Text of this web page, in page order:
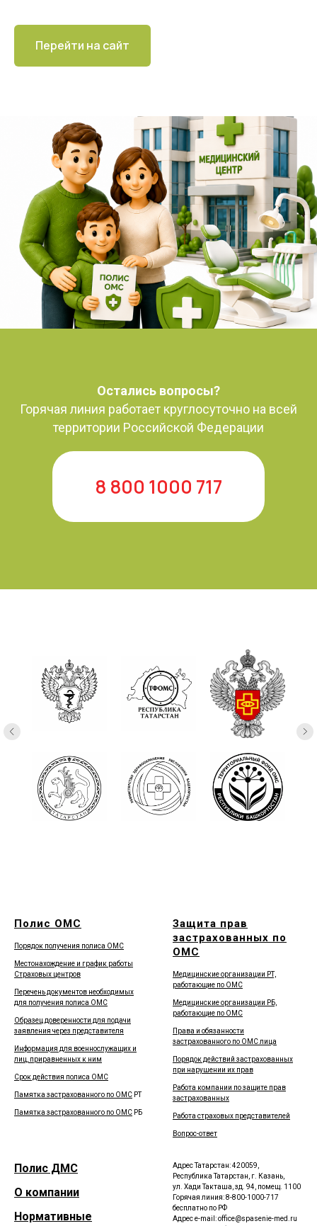
Перейти на сайт
Остались вопросы?
Горячая линия работает круглосуточно на всей
территории Российской Федерации
8 800 1000 717
Полис ОМС
Порядок получения полиса ОМС
Местонахождение и график работы
Страховых центров
Перечень документов необходимых
для получения полиса ОМС
Образец доверенности для подачи
заявления через представителя
Информация для военнослужащих и
лиц, приравненных к ним
Срок действия полиса ОМС
Памятка застрахованного по ОМС РТ
Памятка застрахованного по ОМС РБ
Защита прав
застрахованных по
ОМС
Медицинские организации РТ,
работающие по ОМС
Медицинские организации РБ,
работающие по ОМС
Права и обязанности
застрахованного по ОМС лица
Порядок действий застрахованных
при нарушении их прав
Работа компании по защите прав
застрахованных
Работа страховых представителей
Вопрос-ответ
Полис ДМС
О компании
Нормативные
Адрес Татарстан: 420059,
Республика Татарстан, г. Казань,
ул. Хади Такташа, зд. 94, помещ. 1100
Горячая линия: 8-800-1000-717
бесплатно по РФ
Адрес e-mail: office@spasenie-med.ru